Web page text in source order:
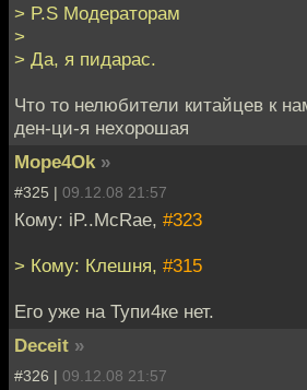
> P.S Модераторам
>
> Да, я пидарас.
Что то нелюбители китайцев к
ден-ци-я нехорошая
Mope4Ok »
#325 | 09.12.08 21:57
Кому: iP..McRae, #323
> Кому: Клешня, #315
Его уже на Тупи4ке нет.
Deceit »
#326 | 09.12.08 21:57